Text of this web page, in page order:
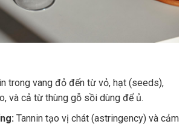
trong vang đỏ đến từ vỏ, hạt (seeds),
và cả từ thùng gỗ sồi dùng để ủ.
Tannin tạo vị chát (astringency) và cảm